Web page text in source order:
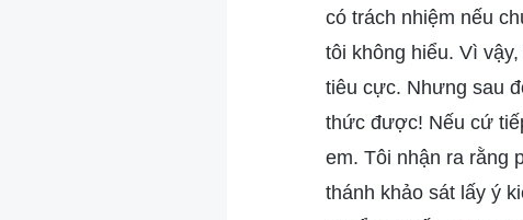
có trách nhiệm nếu
tôi không hiểu. Vì
tiêu cực. Nhưng sau
thức được! Nếu cứ
em. Tôi nhận ra rằng
thánh khảo sát lấy ý